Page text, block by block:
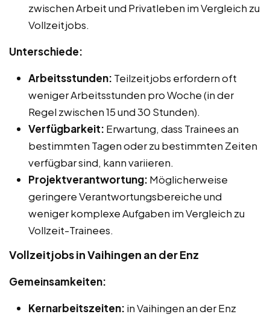
zwischen Arbeit und Privatleben im Vergleich zu
Vollzeitjobs.
Unterschiede:
Arbeitsstunden: Teilzeitjobs erfordern oft
weniger Arbeitsstunden pro Woche (in der
Regel zwischen 15 und 30 Stunden).
Verfügbarkeit: Erwartung, dass Trainees an
bestimmten Tagen oder zu bestimmten Zeiten
verfügbar sind, kann variieren.
Projektverantwortung: Möglicherweise
geringere Verantwortungsbereiche und
weniger komplexe Aufgaben im Vergleich zu
Vollzeit-Trainees.
Vollzeitjobs in Vaihingen an der Enz
Gemeinsamkeiten:
Kernarbeitszeiten: in Vaihingen an der Enz